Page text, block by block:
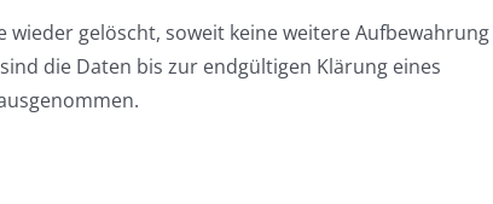
wieder gelöscht, soweit keine weitere Aufbewahrung
die Daten bis zur endgültigen Klärung eines